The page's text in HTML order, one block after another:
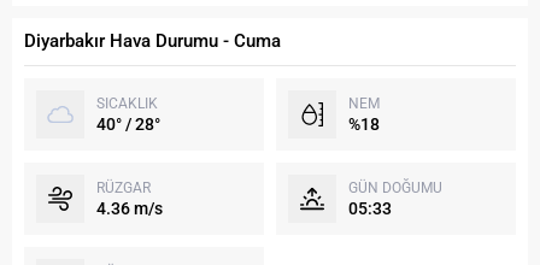
Diyarbakır Hava Durumu - Cuma
SICAKLIK
40° / 28°
NEM
%18
RÜZGAR
4.36 m/s
GÜN DOĞUMU
05:33